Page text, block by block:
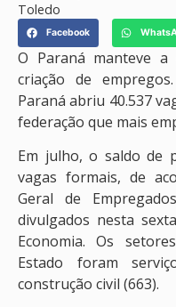
Toledo
Facebook
O Paraná manteve a
criação de
Paraná abriu 40.537
federação que mais
Em julho, o saldo de
vagas formais, de
Geral de
divulgados nesta
Economia. Os
Estado foram
construção civil (663).